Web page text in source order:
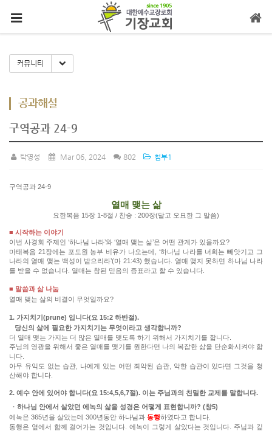
커뮤니티 Toggle Dropdown
공과해설
구역공과 24-9
탁영성 Mar 06, 2024 802 첨부1
구역공과 24-9
열매 맺는 삶
요한복음 15장 1-8절 / 찬송 : 200장(달고 오묘한 그 말씀)
■ 시작하는 이야기
이번 사경회 주제인 ‘하나님 나라’와 ‘열매 맺는 삶’은 어떤 관계가 있을까요?
마태복음 21장에는 포도원 농부 비유가 나오는데, ‘하나님 나라를 너희는 빼앗기고 그
나라의 열매 맺는 백성이 받으리라’(마 21:43) 했습니다. 열매 맺지 못하면 하나님 나라
를 받을 수 없습니다. 열매는 참된 믿음의 증표라고 할 수 있습니다.
■ 말씀과 삶 나눔
열매 맺는 삶의 비결이 무엇일까요?
1. 가지치기(prune) 입니다(요 15:2 하반절).
당신의 삶에 필요한 가지치기는 무엇이라고 생각합니까?
더 열매 맺는 가지는 더 많은 열매를 맺도록 하기 위해서 가지치기를 합니다.
주님의 영광을 위해서 좋은 열매를 맺기를 원한다면 나의 복잡한 삶을 단순화시켜야 합
니다.
아무 유익도 없는 습관, 나에게 있는 어떤 죄악된 습관, 악한 습관이 있다면 그것을 청
산해야 합니다.
2. 예수 안에 있어야 합니다(요 15:4,5,6,7절). 이는 주님과의 친밀한 교제를 말합니다.
· 하나님 안에서 살았던 에녹의 삶을 성경은 어떻게 표현합니까? (창5)
에녹은 365년을 살았는데 300년동안 하나님과 동행하였다고 합니다.
동행은 옆에서 함께 걸어가는 것입니다. 에녹이 그렇게 살았다는 것입니다. 주님과 깊